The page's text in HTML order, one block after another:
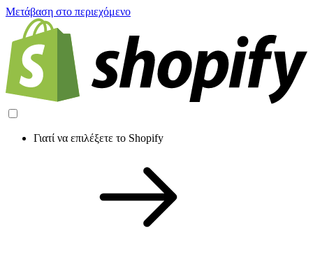
Μετάβαση στο περιεχόμενο
Γιατί να επιλέξετε το Shopify